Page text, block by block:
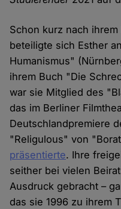
Schon kurz nach
beteiligte sich Esther
Humanismus"
ihrem Buch "Die
war sie Mitglied des
das im Berliner
Deutschlandpremiere
"Religulous" von
präsentierte. Ihre
seither bei vielen
Ausdruck gebracht –
das sie 1996 zu ihrem